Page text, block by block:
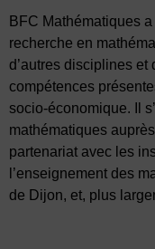
BFC Mathématiques
recherche en
d’autres disciplines
compétences
socio-économique. Il
mathématiques
partenariat avec les
l’enseignement des
de Dijon, et, plus